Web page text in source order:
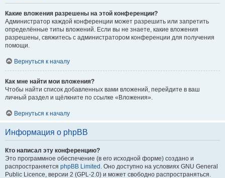
Какие вложения разрешены на этой конференции?
Администратор каждой конференции может разрешить или запретить
определённые типы вложений. Если вы не знаете, какие вложения
разрешены, свяжитесь с администратором конференции для получения
помощи.
Вернуться к началу
Как мне найти мои вложения?
Чтобы найти список добавленных вами вложений, перейдите в ваш
личный раздел и щёлкните по ссылке «Вложения».
Вернуться к началу
Информация о phpBB
Кто написал эту конференцию?
Это программное обеспечение (в его исходной форме) создано и
распространяется phpBB Limited . Оно доступно на условиях GNU General
Public Licence, версии 2 (GPL-2.0) и может свободно распространяться.